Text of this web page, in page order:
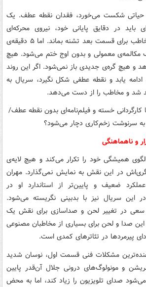
حیاتی شکست می‌خورد، فقدان نقطه عطف. یک
۵۸ دقیقه‌ای باید در دقایق پایانی خود، نیروی محرکه‌ای
دراماتیک ایجاد کند تا مخاطب برای قسمت بعد تشنه بماند. اما ۵ دقیقه‌ی
مکالمه‌ی معمولی و بدون اوج ختم می‌شود. هیچ
و هیچ گره‌ی جدیدی باز نمی‌شود. اگر این روند
یابد و نقطه عطفی شکل نگیرد، سریال به
شد و مخاطب را از دست می‌دهد.
و ناهماهنگی
همیشگی خود را تکرار می‌کند و هیچ لایه‌ی
در این نقش به نمایش نمی‌گذارد. مهران
ضعیف و پایین‌تر از استاندارد او در
این سریال نیز با بدبینی نگریسته می‌شود.
سعی در تغییر لحن و صداسازی برای نقش یک
صدا و لحن برای بسیاری از مخاطبان مصنوعی
پیرمردها در تئاترهای کمدی است.
مشکلات فنی قسمت اول، نوسان شدید
و مونولوگ‌های درونی جلال آن‌قدر پایین
صدای تلویزیون را زیاد کند، اما به محض